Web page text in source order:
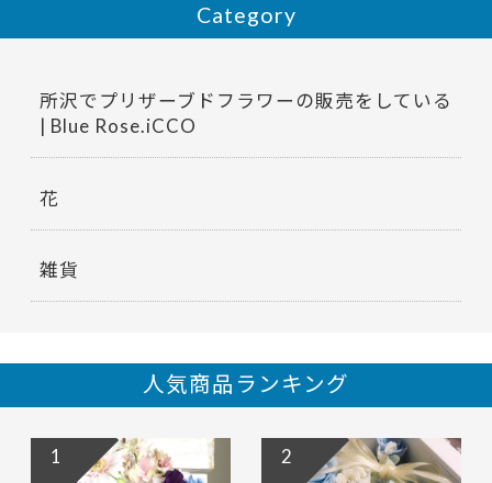
Category
所沢でプリザーブドフラワーの販売をしている
| Blue Rose.iCCO
花
雑貨
人気商品ランキング
1 2